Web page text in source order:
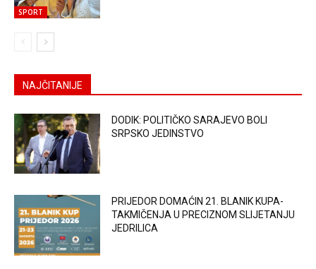
SPORT
NAJČITANIJE
DODIK: POLITIČKO SARAJEVO BOLI
SRPSKO JEDINSTVO
PRIJEDOR DOMAĆIN 21. BLANIK KUPA-
TAKMIČENJA U PRECIZNOM SLIJETANJU
JEDRILICA